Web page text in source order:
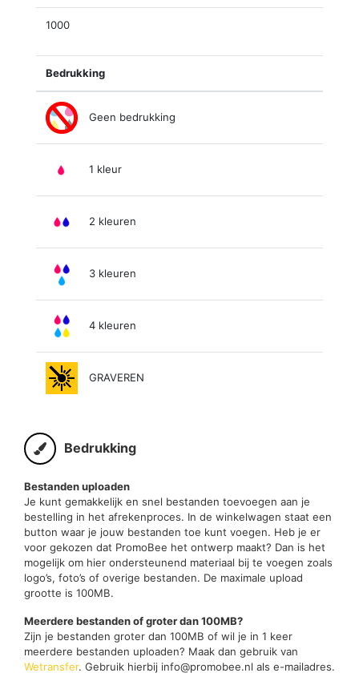
1000
Bedrukking
Geen bedrukking
1 kleur
2 kleuren
3 kleuren
4 kleuren
GRAVEREN
Bedrukking
Bestanden uploaden
Je kunt gemakkelijk en snel bestanden toevoegen aan je
bestelling in het afrekenproces. In de winkelwagen staat een
button waar je jouw bestanden toe kunt voegen. Heb je er
voor gekozen dat PromoBee het ontwerp maakt? Dan is het
mogelijk om hier ondersteunend materiaal bij te voegen zoals
logo’s, foto’s of overige bestanden. De maximale upload
grootte is 100MB.
Meerdere bestanden of groter dan 100MB?
Zijn je bestanden groter dan 100MB of wil je in 1 keer
meerdere bestanden uploaden? Maak dan gebruik van
Wetransfer. Gebruik hierbij info@promobee.nl als e-mailadres.